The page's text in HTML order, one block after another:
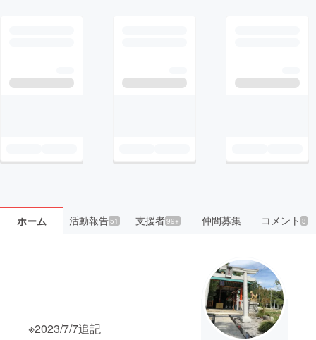
ホーム 活動報告51 支援者99+ 仲間募集 コメント3
※2023/7/7追記